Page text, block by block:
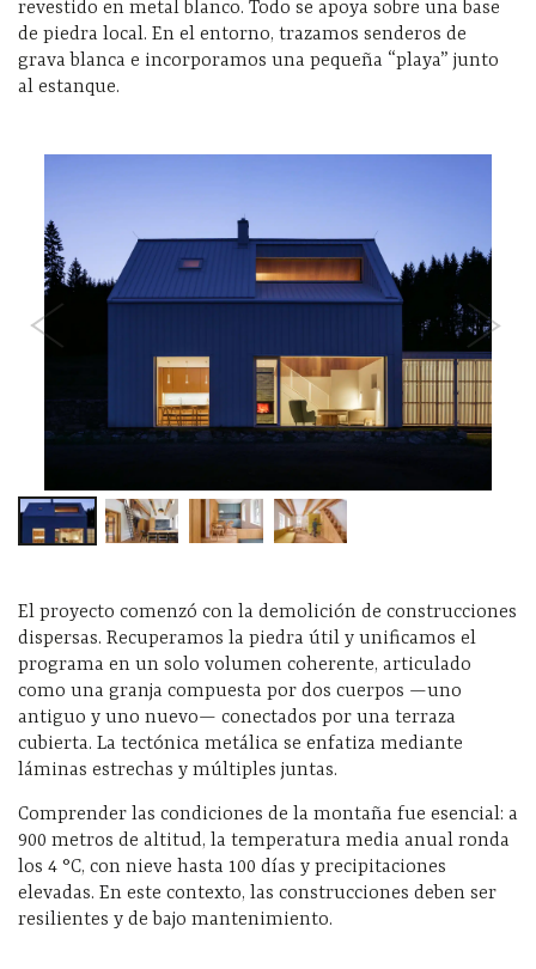
revestido en metal blanco. Todo se apoya sobre una base
de piedra local. En el entorno, trazamos senderos de
grava blanca e incorporamos una pequeña “playa” junto
al estanque.
El proyecto comenzó con la demolición de construcciones
dispersas. Recuperamos la piedra útil y unificamos el
programa en un solo volumen coherente, articulado
como una granja compuesta por dos cuerpos —uno
antiguo y uno nuevo— conectados por una terraza
cubierta. La tectónica metálica se enfatiza mediante
láminas estrechas y múltiples juntas.
Comprender las condiciones de la montaña fue esencial: a
900 metros de altitud, la temperatura media anual ronda
los 4 °C, con nieve hasta 100 días y precipitaciones
elevadas. En este contexto, las construcciones deben ser
resilientes y de bajo mantenimiento.